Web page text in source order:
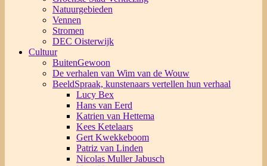
Natuurgebieden
Vennen
Stromen
DEC Oisterwijk
Cultuur
BuitenGewoon
De verhalen van Wim van de Wouw
BeeldSpraak, kunstenaars vertellen hun verhaal
Lucy Bex
Hans van Eerd
Katrien van Hettema
Kees Ketelaars
Gert Kwekkeboom
Patriz van Linden
Nicolas Muller Jabusch